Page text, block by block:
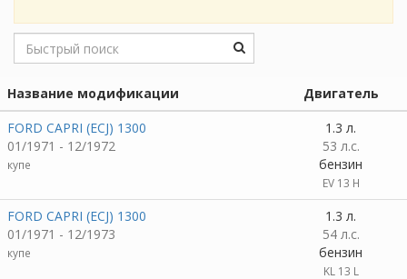
Название модификации
Двигатель
FORD CAPRI (ECJ) 1300
01/1971 - 12/1972
купе
1.3 л.
53 л.с.
бензин
EV 13 H
FORD CAPRI (ECJ) 1300
01/1971 - 12/1973
купе
1.3 л.
54 л.с.
бензин
KL 13 L